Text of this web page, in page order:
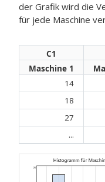
der Grafik wird die
für jede Maschine
C1
Maschine 1
14
18
27
...